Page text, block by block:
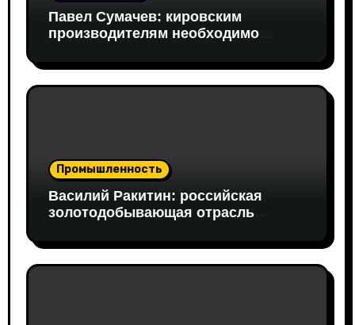
Павел Сумачев: кировским
производителям необходимо
рынок
Промышленность
Василий Ракитин: российская
золотодобывающая отрасль
благодаря перестройке экспорта и
технологической устойчивости